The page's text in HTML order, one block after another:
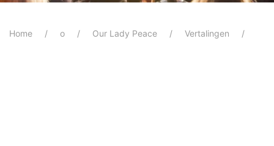
Home o Our Lady Peace Vertalingen